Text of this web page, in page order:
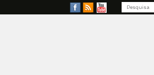
Facebook
RSS
YouTube